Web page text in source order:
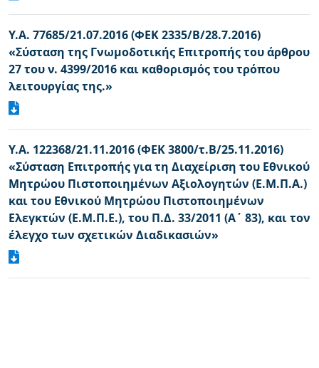
Υ.A. 77685/21.07.2016 (ΦΕΚ 2335/Β/28.7.2016)
«Σύσταση της Γνωμοδοτικής Επιτροπής του άρθρου
27 του ν. 4399/2016 και καθορισμός του τρόπου
λειτουργίας της.»
Y.A. 122368/21.11.2016 (ΦΕΚ 3800/τ.Β/25.11.2016)
«Σύσταση Επιτροπής για τη Διαχείριση του Εθνικού
Μητρώου Πιστοποιημένων Αξιολογητών (Ε.Μ.Π.Α.)
και του Εθνικού Μητρώου Πιστοποιημένων
Ελεγκτών (Ε.Μ.Π.Ε.), του Π.Δ. 33/2011 (Α΄ 83), και τον
έλεγχο των σχετικών Διαδικασιών»